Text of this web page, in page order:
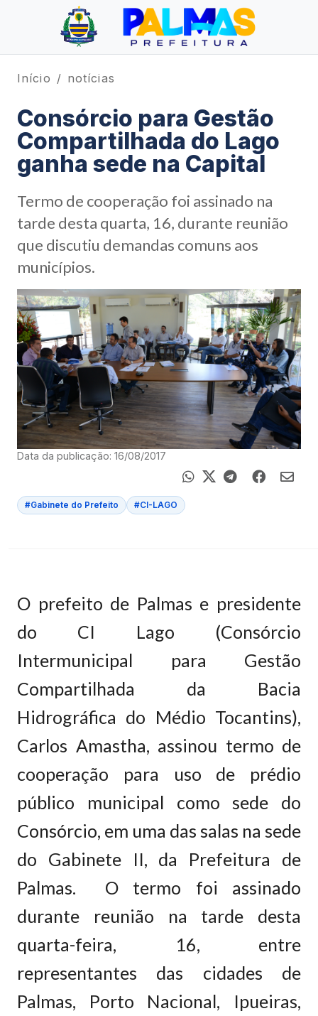
Início notícias
Consórcio para Gestão
Compartilhada do Lago
ganha sede na Capital
Termo de cooperação foi assinado na
tarde desta quarta, 16, durante reunião
que discutiu demandas comuns aos
municípios.
Data da publicação: 16/08/2017
#Gabinete do Prefeito #CI-LAGO
O prefeito de Palmas e presidente
do CI Lago (Consórcio
Intermunicipal para Gestão
Compartilhada da Bacia
Hidrográfica do Médio Tocantins),
Carlos Amastha, assinou termo de
cooperação para uso de prédio
público municipal como sede do
Consórcio, em uma das salas na sede
do Gabinete II, da Prefeitura de
Palmas. O termo foi assinado
durante reunião na tarde desta
quarta-feira, 16, entre
representantes das cidades de
Palmas, Porto Nacional, Ipueiras,